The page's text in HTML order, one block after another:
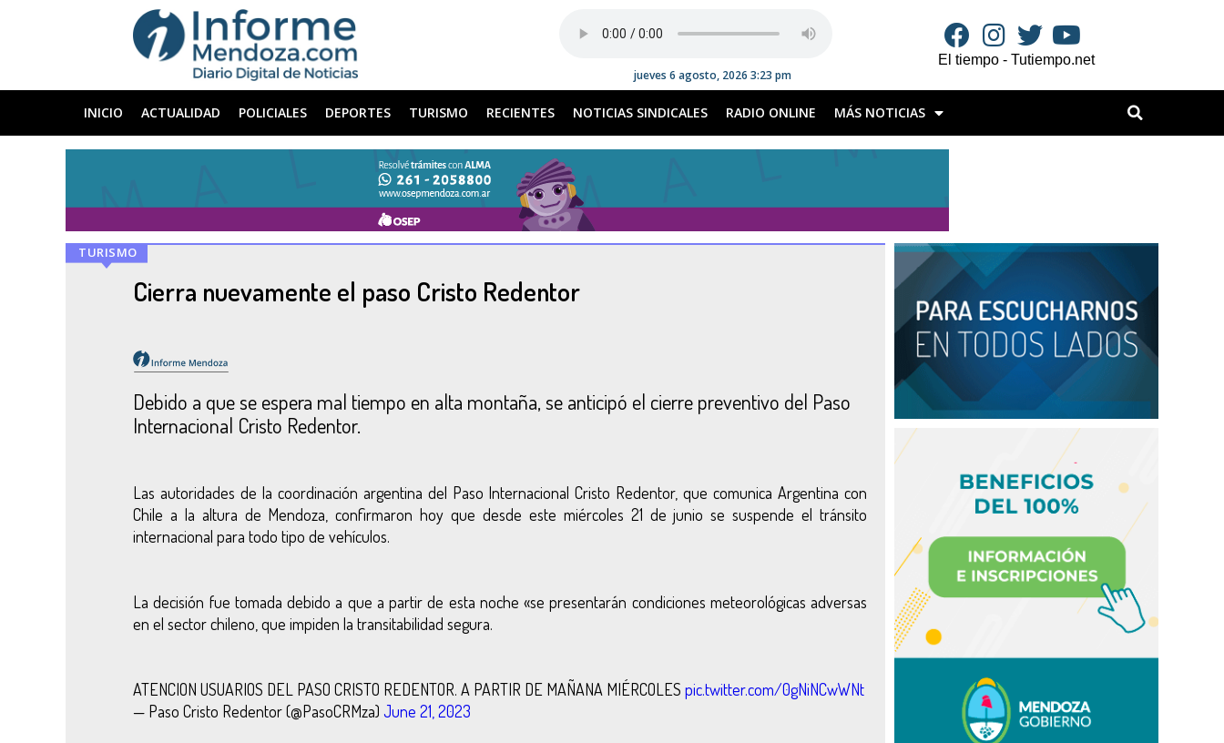
jueves 6 agosto, 2026 3:23 pm
El tiempo - Tutiempo.net
INICIO ACTUALIDAD POLICIALES DEPORTES TURISMO RECIENTES NOTICIAS SINDICALES RADIO ONLINE MÁS NOTICIAS
TURISMO
Cierra nuevamente el paso Cristo Redentor
Debido a que se espera mal tiempo en alta montaña, se anticipó el cierre preventivo del Paso
Internacional Cristo Redentor.
Las autoridades de la coordinación argentina del Paso Internacional Cristo Redentor, que comunica Argentina con
Chile a la altura de Mendoza, confirmaron hoy que desde este miércoles 21 de junio se suspende el tránsito
internacional para todo tipo de vehículos.
La decisión fue tomada debido a que a partir de esta noche «se presentarán condiciones meteorológicas adversas
en el sector chileno, que impiden la transitabilidad segura.
ATENCION USUARIOS DEL PASO CRISTO REDENTOR. A PARTIR DE MAÑANA MIÉRCOLES pic.twitter.com/0gNiNCwWNt
— Paso Cristo Redentor (@PasoCRMza) June 21, 2023